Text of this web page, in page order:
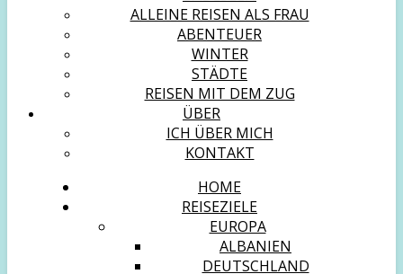
ALLEINE REISEN ALS FRAU
ABENTEUER
WINTER
STÄDTE
REISEN MIT DEM ZUG
ÜBER
ICH ÜBER MICH
KONTAKT
HOME
REISEZIELE
EUROPA
ALBANIEN
DEUTSCHLAND